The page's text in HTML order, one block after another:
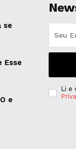
se
Esse
e
Li e